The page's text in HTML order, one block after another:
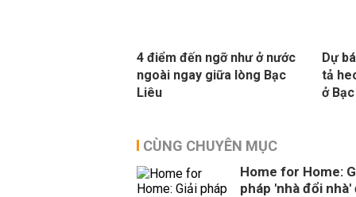
4 điểm đến ngỡ như ở nước
ngoài ngay giữa lòng Bạc
Liêu
Dự
tả
ở
CÙNG CHUYÊN MỤC
Home for Home:
pháp 'nhà đổi nhà'